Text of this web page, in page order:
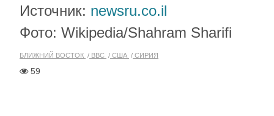
Источник: newsru.co.il
Фото: Wikipedia/Shahram Sharifi
БЛИЖНИЙ ВОСТОК ВВС США СИРИЯ
59